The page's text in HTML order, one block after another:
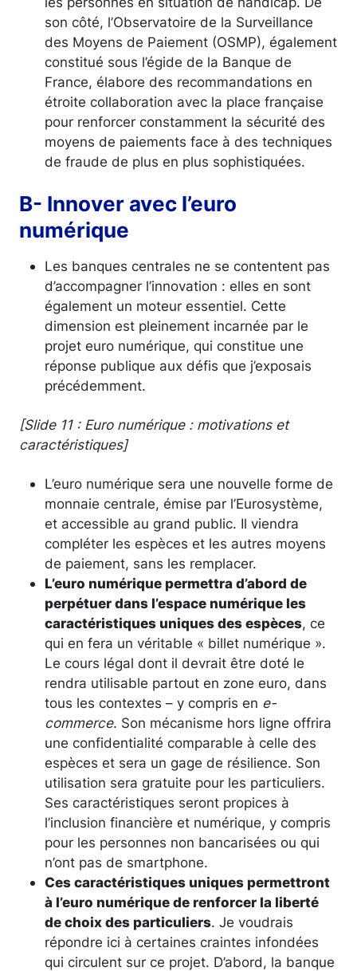
son côté, l’Observatoire de la Surveillance
des Moyens de Paiement (OSMP), également
constitué sous l’égide de la Banque de
France, élabore des recommandations en
étroite collaboration avec la place française
pour renforcer constamment la sécurité des
moyens de paiements face à des techniques
de fraude de plus en plus sophistiquées.
B- Innover avec l’euro
numérique
Les banques centrales ne se contentent pas
d’accompagner l’innovation : elles en sont
également un moteur essentiel. Cette
dimension est pleinement incarnée par le
projet euro numérique, qui constitue une
réponse publique aux défis que j’exposais
précédemment.
[Slide 11 : Euro numérique : motivations et
caractéristiques]
L’euro numérique sera une nouvelle forme de
monnaie centrale, émise par l’Eurosystème,
et accessible au grand public. Il viendra
compléter les espèces et les autres moyens
de paiement, sans les remplacer.
L’euro numérique permettra d’abord de
perpétuer dans l’espace numérique les
caractéristiques uniques des espèces, ce
qui en fera un véritable « billet numérique ».
Le cours légal dont il devrait être doté le
rendra utilisable partout en zone euro, dans
tous les contextes – y compris en e-
commerce. Son mécanisme hors ligne offrira
une confidentialité comparable à celle des
espèces et sera un gage de résilience. Son
utilisation sera gratuite pour les particuliers.
Ses caractéristiques seront propices à
l’inclusion financière et numérique, y compris
pour les personnes non bancarisées ou qui
n’ont pas de smartphone.
Ces caractéristiques uniques permettront
à l’euro numérique de renforcer la liberté
de choix des particuliers. Je voudrais
répondre ici à certaines craintes infondées
qui circulent sur ce projet. D’abord, la banque